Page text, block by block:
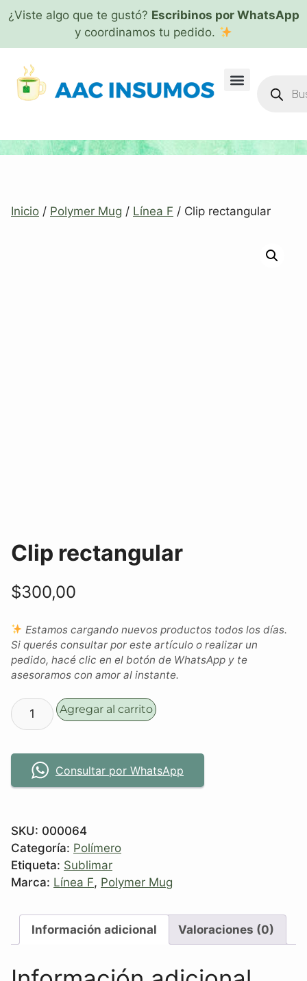
¿Viste algo que te gustó? Escribinos por WhatsApp
y coordinamos tu pedido.
Inicio / Polymer Mug / Línea F / Clip rectangular
Clip rectangular
$300,00
Estamos cargando nuevos productos todos los días.
Si querés consultar por este artículo o realizar un
pedido, hacé clic en el botón de WhatsApp y te
asesoramos con amor al instante.
Agregar al carrito
Consultar por WhatsApp
SKU: 000064
Categoría: Polímero
Etiqueta: Sublimar
Marca: Línea F, Polymer Mug
Información adicional Valoraciones (0)